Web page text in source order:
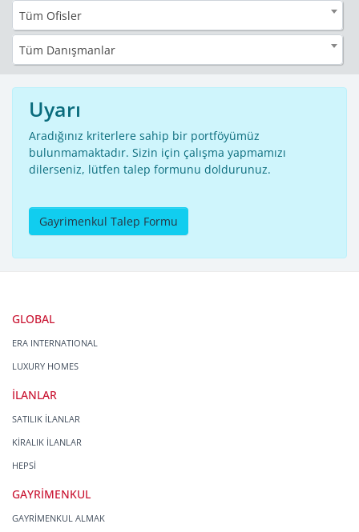
Tüm Ofisler
Tüm Danışmanlar
Uyarı
Aradığınız kriterlere sahip bir portföyümüz
bulunmamaktadır. Sizin için çalışma yapmamızı
dilerseniz, lütfen talep formunu doldurunuz.
Gayrimenkul Talep Formu
GLOBAL
ERA INTERNATIONAL
LUXURY HOMES
İLANLAR
SATILIK İLANLAR
KİRALIK İLANLAR
HEPSİ
GAYRİMENKUL
GAYRİMENKUL ALMAK